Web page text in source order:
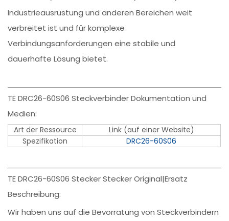
Industrieausrüstung und anderen Bereichen weit
verbreitet ist und für komplexe
Verbindungsanforderungen eine stabile und
dauerhafte Lösung bietet.
TE DRC26-60S06 Steckverbinder Dokumentation und
Medien:
Art der Ressource
Link (auf einer Website)
Spezifikation
DRC26-60S06
TE DRC26-60S06 Stecker Stecker Original|Ersatz
Beschreibung:
Wir haben uns auf die Bevorratung von Steckverbindern